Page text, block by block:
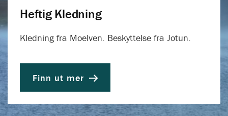
Heftig Kledning
Kledning fra Moelven. Beskyttelse fra Jotun.
Finn ut mer